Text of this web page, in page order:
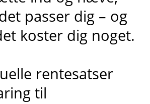
passer dig – og
koster dig noget.
rentesatser
til